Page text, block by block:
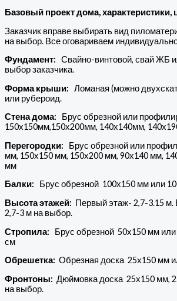
Базовый проект дома, характеристики,
Заказчик вправе выбирать вид
на выбор. Все оговариваем
Фундамент: Свайно-винтовой, свай ЖБ
выбор заказчика.
Форма крыши: Ломаная (можно
или рубероид.
Стена дома: Брус обрезной или
150х150мм,150х200мм, 140х140мм,
Перегородки: Брус обрезной или
мм, 150х150 мм, 150х200 мм, 90х140 мм,
мм
Балки: Брус обрезной 100х150 мм или
Высота этажей: Первый этаж- 2,7-3.15 м.
2,7-3 м на выбор.
Стропила: Брус обрезной 50х150 мм
см
Обрешетка: Обрезная доска 25х150 мм
Фронтоны: Дюймовка доска 25х150 мм,
на выбор.